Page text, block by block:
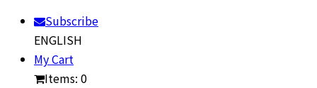
Subscribe
ENGLISH
My Cart
Items: 0